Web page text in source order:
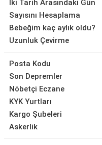
İki Tarih Arasındaki Gün
Sayısını Hesaplama
Bebeğim kaç aylık oldu?
Uzunluk Çevirme
Posta Kodu
Son Depremler
Nöbetçi Eczane
KYK Yurtları
Kargo Şubeleri
Askerlik